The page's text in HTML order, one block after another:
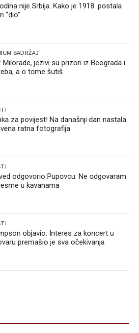
nije Srbija. Kako je 1918. postala
“dio”
SADRŽAJ
Milorade, jezivi su prizori iz Beograda i
a o tome šutiš
za povijest! Na današnji dan nastala
ratna fotografija
odgovorio Pupovcu: Ne odgovaram
u kavanama
objavio: Interes za koncert u
premašio je sva očekivanja